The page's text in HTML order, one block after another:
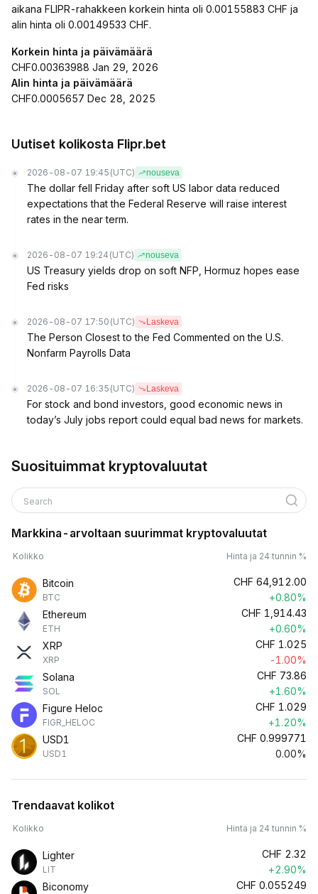
aikana FLIPR-rahakkeen korkein hinta oli 0.00155883 CHF ja
alin hinta oli 0.00149533 CHF.
Korkein hinta ja päivämäärä
CHF0.00363988 Jan 29, 2026
Alin hinta ja päivämäärä
CHF0.0005657 Dec 28, 2025
Uutiset kolikosta Flipr.bet
2026-08-07 19:45 (UTC) nouseva
The dollar fell Friday after soft US labor data reduced
expectations that the Federal Reserve will raise interest
rates in the near term.
2026-08-07 19:24 (UTC) nouseva
US Treasury yields drop on soft NFP, Hormuz hopes ease
Fed risks
2026-08-07 17:50 (UTC) Laskeva
The Person Closest to the Fed Commented on the U.S.
Nonfarm Payrolls Data
2026-08-07 16:35 (UTC) Laskeva
For stock and bond investors, good economic news in
today’s July jobs report could equal bad news for markets.
Suosituimmat kryptovaluutat
Search
Markkina-arvoltaan suurimmat kryptovaluutat
Kolikko Hinta ja 24 tunnin %
Bitcoin
BTC
CHF 64,912.00
+0.80%
Ethereum
ETH
CHF 1,914.43
+0.60%
XRP
XRP
CHF 1.025
-1.00%
Solana
SOL
CHF 73.86
+1.60%
Figure Heloc
FIGR_HELOC
CHF 1.029
+1.20%
USD1
USD1
CHF 0.999771
0.00%
Trendaavat kolikot
Kolikko Hinta ja 24 tunnin %
Lighter
LIT
CHF 2.32
+2.90%
Biconomy
CHF 0.055249